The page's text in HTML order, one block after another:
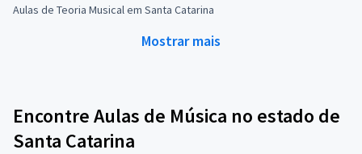
Aulas de Teoria Musical em Santa Catarina
Mostrar mais
Encontre Aulas de Música no estado de
Santa Catarina